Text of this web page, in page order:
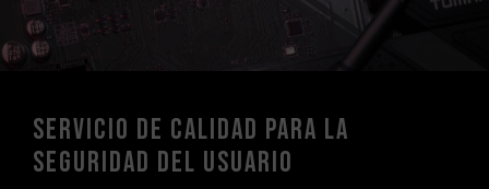
Servicio de calidad para la
seguridad del usuario